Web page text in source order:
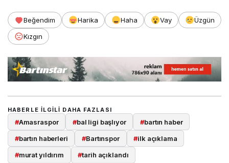
Beğendim Harika Haha Vay
Üzgün
Kızgın
HABERLE ILGILI DAHA FAZLASI
#Amasraspor #bal ligi başlıyor #bartın haber
#bartın haberleri #Bartınspor #ilk açıklama
#murat yıldırım #tarih açıklandı